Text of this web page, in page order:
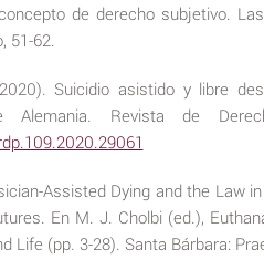
de derecho subjetivo.
51-62.
Suicidio asistido y libre
Alemania. Revista de
Assisted Dying and the Law
En M. J. Cholbi (ed.),
Life (pp. 3-28). Santa Bárbara: